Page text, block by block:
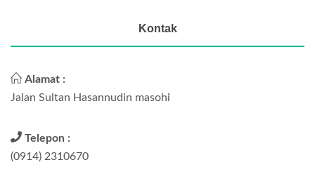
Kontak
Alamat :
Jalan Sultan Hasannudin masohi
Telepon :
(0914) 2310670